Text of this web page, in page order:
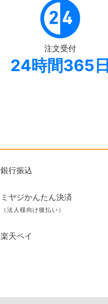
注文受付
24時間365日
銀行振込
ミヤジかんたん決済
（法人様向け後払い）
楽天ペイ